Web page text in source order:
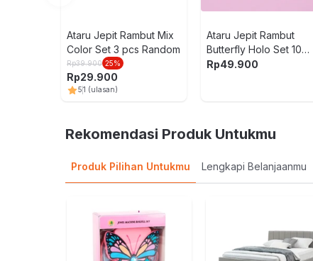
Ataru Jepit Rambut Mix
Color Set 3 pcs Random
Rp39.900 25%
Rp29.900
51 (ulasan)
Ataru Jepit Rambut
Butterfly Holo Set 10
pcs - Mix
Rp49.900
Rekomendasi Produk Untukmu
Produk Pilihan Untukmu Lengkapi Belanjaanmu